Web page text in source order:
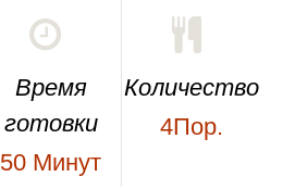
Время
готовки
50 Минут
Количество
4Пор.